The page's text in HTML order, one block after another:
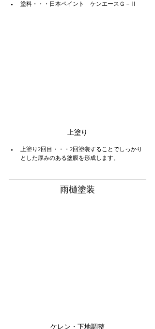
塗料・・・日本ペイント　ケンエースＧ－Ⅱ
上塗り
上塗り2回目・・・2回塗装することでしっかり
とした厚みのある塗膜を形成します。
雨樋塗装
ケレン・下地調整